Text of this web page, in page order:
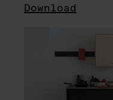
Download